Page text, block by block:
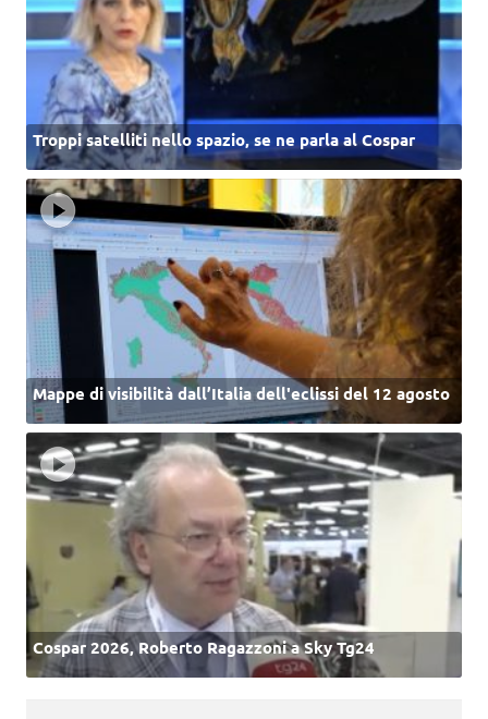
Troppi satelliti nello spazio, se ne parla al Cospar
Mappe di visibilità dall’Italia dell'eclissi del 12 agosto
Cospar 2026, Roberto Ragazzoni a Sky Tg24